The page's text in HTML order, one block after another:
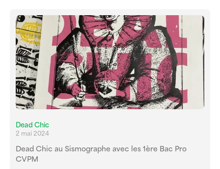
Dead Chic
2 mai 2024
Dead Chic au Sismographe avec les 1ère Bac Pro
CVPM